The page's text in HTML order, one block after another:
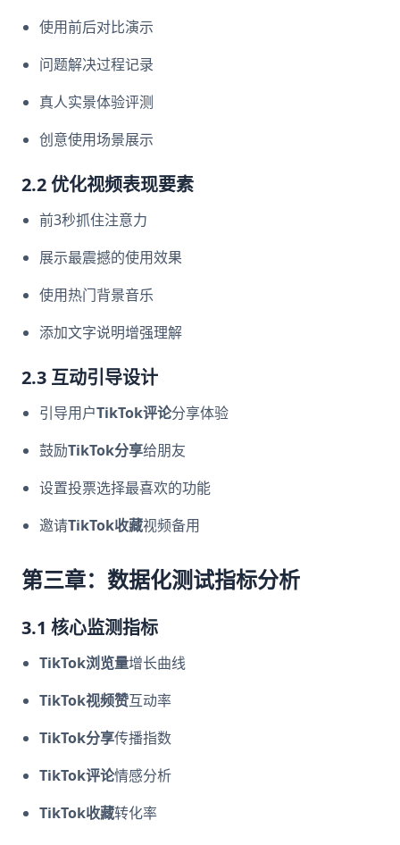
使用前后对比演示
问题解决过程记录
真人实景体验评测
创意使用场景展示
2.2 优化视频表现要素
前3秒抓住注意力
展示最震撼的使用效果
使用热门背景音乐
添加文字说明增强理解
2.3 互动引导设计
引导用户TikTok评论分享体验
鼓励TikTok分享给朋友
设置投票选择最喜欢的功能
邀请TikTok收藏视频备用
第三章：数据化测试指标分析
3.1 核心监测指标
TikTok浏览量增长曲线
TikTok视频赞互动率
TikTok分享传播指数
TikTok评论情感分析
TikTok收藏转化率